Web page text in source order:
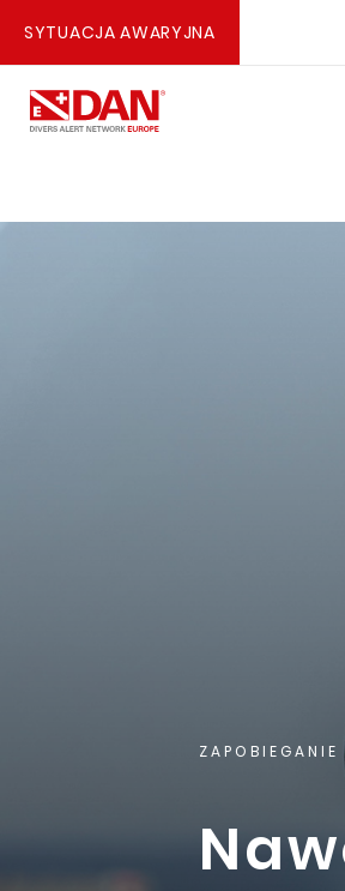
SYTUACJA AWARYJNA
ZAPOBIEGANIE